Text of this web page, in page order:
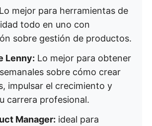
Lo mejor para herramientas de
todo en uno con
sobre gestión de productos.
Lenny: Lo mejor para obtener
sobre cómo crear
impulsar el crecimiento y
carrera profesional.
Manager: ideal para